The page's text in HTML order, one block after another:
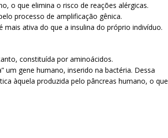
o que elimina o risco de reações alérgicas.
processo de amplificação gênica.
ativa do que a insulina do próprio indivíduo.
constituída por aminoácidos.
um gene humano, inserido na bactéria. Dessa
àquela produzida pelo pâncreas humano, o que